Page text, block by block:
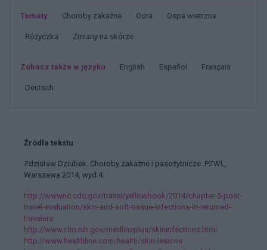
Tematy Choroby zakaźne Odra Ospa wietrzna
Różyczka Zmiany na skórze
Zobacz także w języku english español français
deutsch
Źródła tekstu
Zdzisław Dziubek. Choroby zakaźne i pasożytnicze. PZWL,
Warszawa 2014, wyd.4.
http://wwwnc.cdc.gov/travel/yellowbook/2014/chapter-5-post-
travel-evaluation/skin-and-soft-tissue-infections-in-returned-
travelers
http://www.nlm.nih.gov/medlineplus/skininfections.html
http://www.healthline.com/health/skin-lesions